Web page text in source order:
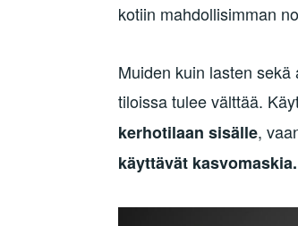
kotiin mahdollisimman
Muiden kuin lasten
tiloissa tulee välttää.
kerhotilaan sisälle,
käyttävät kasvomaskia.